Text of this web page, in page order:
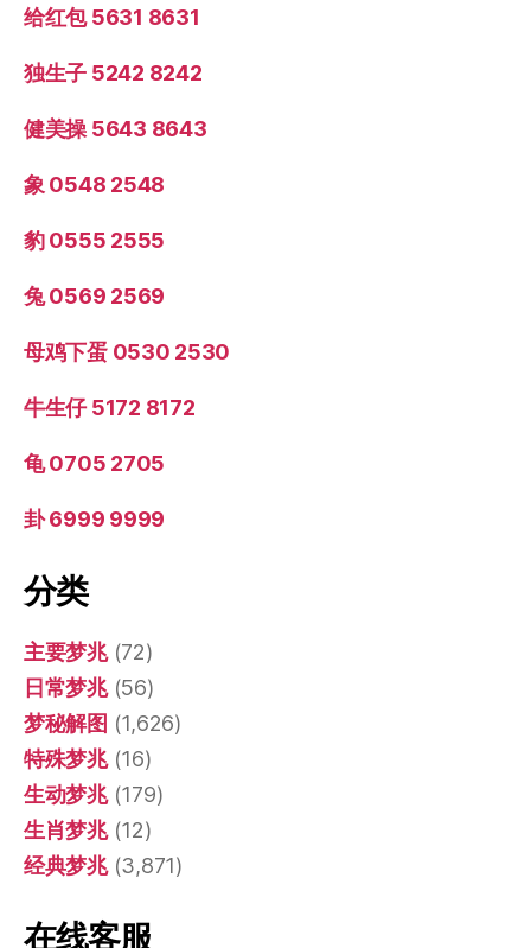
给红包 5631 8631
独生子 5242 8242
健美操 5643 8643
象 0548 2548
豹 0555 2555
兔 0569 2569
母鸡下蛋 0530 2530
牛生仔 5172 8172
龟 0705 2705
卦 6999 9999
分类
主要梦兆(72)
日常梦兆(56)
梦秘解图 (1,626)
特殊梦兆(16)
生动梦兆(179)
生肖梦兆(12)
经典梦兆(3,871)
在线客服